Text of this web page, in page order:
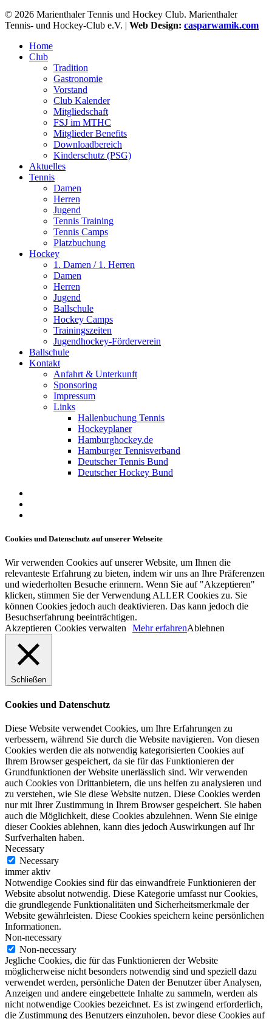
© 2026 Marienthaler Tennis und Hockey Club. Marienthaler
Tennis- und Hockey-Club e.V. | Web Design: casparwamik.com
Close
Menu
Home
Club
Tradition
Gastronomie
Vorstand
Club Kalender
Mitgliedschaft
FSJ im MTHC
Mitglieder Benefits
Downloadbereich
Kinderschutz (PSG)
Aktuelles
Tennis
Damen
Herren
Jugend
Tennis Training
Tennis Camps
Platzbuchung
Hockey
1. Damen / 1. Herren
Damen
Herren
Jugend
Ballschule
Hockey Camps
Trainingszeiten
Jugendhockey-Förderverein
Ballschule
Kontakt
Anfahrt & Unterkunft
Sponsoring
Impressum
Links
Hallenbuchung Tennis
Hockeyplaner
Hamburghockey.de
Hamburger Tennisverband
Deutscher Tennis Bund
Deutscher Hockey Bund
Cookies und Datenschutz auf unserer Webseite
Wir verwenden Cookies auf unserer Website, um Ihnen die
relevanteste Erfahrung zu bieten, indem wir uns an Ihre Präferenzen
und wiederholten Besuche erinnern. Wenn Sie auf "Akzeptieren"
klicken, stimmen Sie der Verwendung ALLER Cookies zu. Sie
können Cookies jedoch auch deaktivieren. Das kann jedoch die
Besuchserfahrung beeinträchtigen.
Akzeptieren Cookies verwalten Mehr erfahrenAblehnen
Schließen
Cookies und Datenschutz
Diese Website verwendet Cookies, um Ihre Erfahrungen zu
verbessern, während Sie durch die Website navigieren. Von diesen
Cookies werden die als notwendig kategorisierten Cookies auf
Ihrem Browser gespeichert, da sie für das Funktionieren der
Grundfunktionen der Website unerlässlich sind. Wir verwenden
auch Cookies von Drittanbietern, die uns helfen zu analysieren und
zu verstehen, wie Sie diese Website nutzen. Diese Cookies werden
nur mit Ihrer Zustimmung in Ihrem Browser gespeichert. Sie haben
auch die Möglichkeit, diese Cookies abzulehnen. Wenn Sie einige
dieser Cookies ablehnen, kann dies jedoch Auswirkungen auf Ihr
Surfverhalten haben.
Necessary
Necessary
immer aktiv
Notwendige Cookies sind für das einwandfreie Funktionieren der
Website absolut notwendig. Diese Kategorie umfasst nur Cookies,
die grundlegende Funktionalitäten und Sicherheitsmerkmale der
Website gewährleisten. Diese Cookies speichern keine persönlichen
Informationen.
Non-necessary
Non-necessary
Jegliche Cookies, die für das Funktionieren der Website
möglicherweise nicht besonders notwendig sind und speziell dazu
verwendet werden, persönliche Daten der Benutzer über Analysen,
Anzeigen und andere eingebettete Inhalte zu sammeln, werden als
nicht notwendige Cookies bezeichnet. Es ist zwingend erforderlich,
die Zustimmung des Benutzers einzuholen, bevor diese Cookies auf